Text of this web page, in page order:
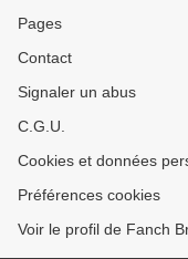
Pages
Contact
Signaler un abus
C.G.U.
Cookies et données
Préférences cookies
Voir le profil de Fanch